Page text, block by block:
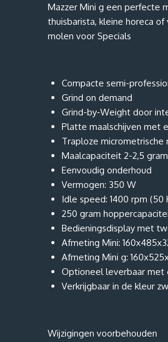
Mazzer Mini g een perfecte
thuisbarista, kleine horeca
molen voor Specials
Compacte semi-
Grind on demand
Grind-by-Weight door
Platte maalschijven met
Traploze micrometrische
Maalcapaciteit 2-2,5
Eenvoudig onderhoud
Vermogen: 350 W
Idle speed: 1400 rpm (50
250 gram
Bedieningsdisplay met
Afmeting Mini:
Afmeting Mini g:
Optioneel leverbaar met
Verkrijgbaar in de kleur
Wijzigingen voorbehouden